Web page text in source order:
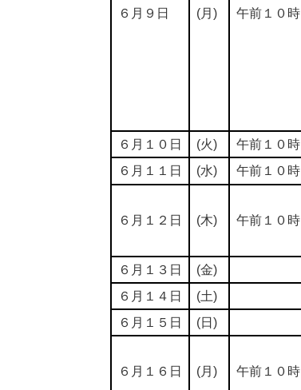
６月９日 (月) 午前１０時
６月１０日
(火)
午前１０時
６月１１日 (水) 午前１０時
６月１２日 (木) 午前１０時
６月１３日
(金)
６月１４日
(土)
６月１５日
(日)
６月１６日 (月) 午前１０時